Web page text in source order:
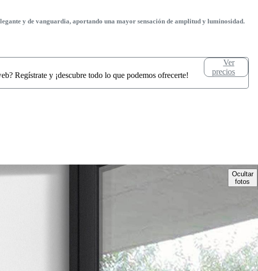
y de vanguardia, aportando una mayor sensación de amplitud y luminosidad.
Regístrate y ¡descubre todo lo que podemos ofrecerte!
Ver
precios
Ocultar
fotos